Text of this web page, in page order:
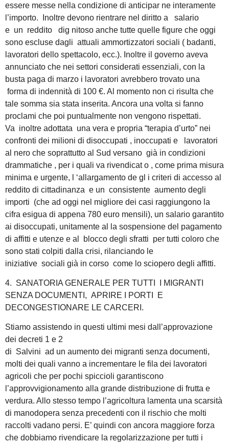
essere messe nella condizione di anticipar ne interamente
l’importo. Inoltre devono rientrare nel diritto a salario
e un reddito dig nitoso anche tutte quelle figure che oggi
sono escluse dagli attuali ammortizzatori sociali ( badanti,
lavoratori dello spettacolo, ecc.). Inoltre il governo aveva
annunciato che nei settori considerati essenziali, con la
busta paga di marzo i lavoratori avrebbero trovato una
forma di indennità di 100 €. Al momento non ci risulta che
tale somma sia stata inserita. Ancora una volta si fanno
proclami che poi puntualmente non vengono rispettati.
Va inoltre adottata una vera e propria “terapia d’urto” nei
confronti dei milioni di disoccupati , inoccupati e lavoratori
al nero che soprattutto al Sud versano già in condizioni
drammatiche , per i quali va rivendicat o , come prima misura
minima e urgente, l ‘allargamento de gl i criteri di accesso al
reddito di cittadinanza e un consistente aumento degli
importi (che ad oggi nel migliore dei casi raggiungono la
cifra esigua di appena 780 euro mensili), un salario garantito
ai disoccupati, unitamente al la sospensione del pagamento
di affitti e utenze e al blocco degli sfratti per tutti coloro che
sono stati colpiti dalla crisi, rilanciando le
iniziative sociali già in corso come lo sciopero degli affitti.
4. SANATORIA GENERALE PER TUTTI I MIGRANTI
SENZA DOCUMENTI, APRIRE I PORTI E
DECONGESTIONARE LE CARCERI.
Stiamo assistendo in questi ultimi mesi dall’approvazione
dei decreti 1 e 2
di Salvini ad un aumento dei migranti senza documenti,
molti dei quali vanno a incrementare le fila dei lavoratori
agricoli che per pochi spiccioli garantiscono
l’approvvigionamento alla grande distribuzione di frutta e
verdura. Allo stesso tempo l’agricoltura lamenta una scarsità
di manodopera senza precedenti con il rischio che molti
raccolti vadano persi. E’ quindi con ancora maggiore forza
che dobbiamo rivendicare la regolarizzazione per tutti i